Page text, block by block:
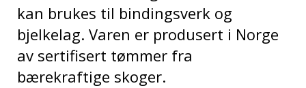
kan brukes til bindingsverk og
bjelkelag. Varen er produsert i Norge
av sertifisert tømmer fra
bærekraftige skoger.